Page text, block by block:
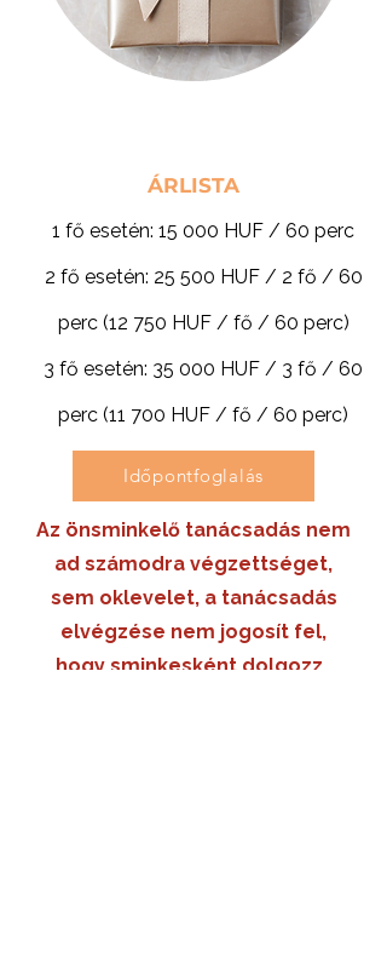
ÁRLISTA
1 fő esetén: 15 000 HUF / 60 perc
2 fő esetén: 25 500 HUF / 2 fő / 60
perc (12 750 HUF / fő / 60 perc)
3 fő esetén: 35 000 HUF / 3 fő / 60
perc (11 700 HUF / fő / 60 perc)
Időpontfoglalás
Az önsminkelő tanácsadás nem
ad számodra végzettséget,
sem oklevelet, a tanácsadás
elvégzése nem jogosít fel,
hogy sminkesként dolgozz.